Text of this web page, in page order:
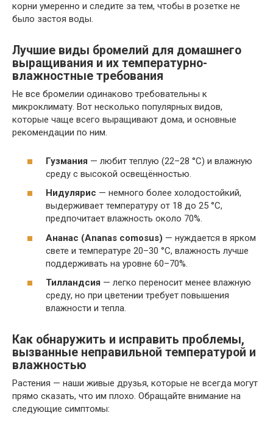
корни умеренно и следите за тем, чтобы в розетке не
было застоя воды.
Лучшие виды бромелий для домашнего
выращивания и их температурно-
влажностные требования
Не все бромелии одинаково требовательны к
микроклимату. Вот несколько популярных видов,
которые чаще всего выращивают дома, и основные
рекомендации по ним.
Гузмания — любит теплую (22–28 °C) и влажную
среду с высокой освещённостью.
Нидулярис — немного более холодостойкий,
выдерживает температуру от 18 до 25 °C,
предпочитает влажность около 70%.
Ананас (Ananas comosus) — нуждается в ярком
свете и температуре 20–30 °C, влажность лучше
поддерживать на уровне 60–70%.
Тилландсия — легко переносит менее влажную
среду, но при цветении требует повышения
влажности и тепла.
Как обнаружить и исправить проблемы,
вызванные неправильной температурой и
влажностью
Растения — наши живые друзья, которые не всегда могут
прямо сказать, что им плохо. Обращайте внимание на
следующие симптомы: